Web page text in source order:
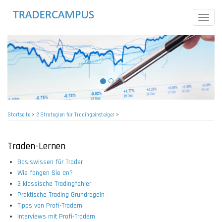
Toggle
Startseite> 2 Strategien für Tradingeinsteiger >
Traden-Lernen
Basiswissen für Trader
Wie fangen Sie an?
3 klassische Tradingfehler
Praktische Trading Grundregeln
Tipps von Profi-Tradern
Interviews mit Profi-Tradern